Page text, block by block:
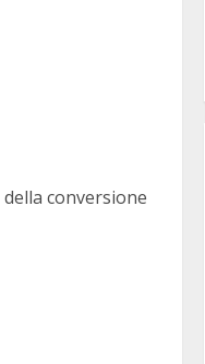
conversione